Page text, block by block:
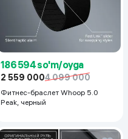
186 594 so'm/oyga
2 559 0004 099 000
Фитнес-браслет Whoop 5.0
Peak, черный